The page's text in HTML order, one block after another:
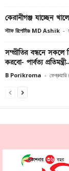
কেরানীগঞ্জ যাচ্ছেন
স্টাফ রিপোর্টারঃ MD Ashik -
সম্প্রীতির বন্ধনে সকলে
করবো- পার্বত্য
B Porikroma -